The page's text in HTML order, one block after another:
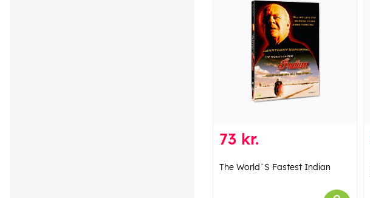
73 kr.
The World`S Fastest Indian